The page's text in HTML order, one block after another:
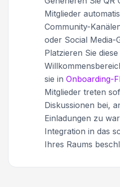
Mitglieder
Community-
oder Social Media-
Platzieren Sie
sie in Onboarding-
Mitglieder treten
Diskussionen bei,
Einladungen zu
Integration in das
Ihres Raums